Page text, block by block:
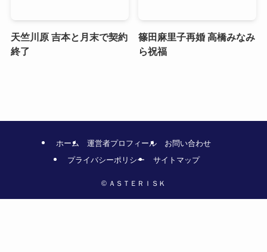
天竺川原 吉本と月末で契約
終了
篠田麻里子再婚 高橋みなみ
ら祝福
ホーム 運営者プロフィール
お問い合わせ
プライバシーポリシー
サイトマップ
© ＡＳＴＥＲＩＳＫ